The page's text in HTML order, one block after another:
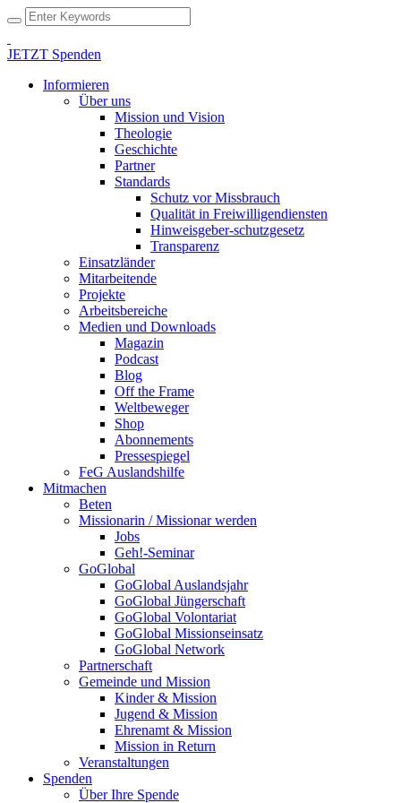
JETZT Spenden
Informieren
Über uns
Mission und Vision
Theologie
Geschichte
Partner
Standards
Schutz vor Missbrauch
Qualität in Freiwilligendiensten
Hinweisgeber-schutzgesetz
Transparenz
Einsatzländer
Mitarbeitende
Projekte
Arbeitsbereiche
Medien und Downloads
Magazin
Podcast
Blog
Off the Frame
Weltbeweger
Shop
Abonnements
Pressespiegel
FeG Auslandshilfe
Mitmachen
Beten
Missionarin / Missionar werden
Jobs
Geh!-Seminar
GoGlobal
GoGlobal Auslandsjahr
GoGlobal Jüngerschaft
GoGlobal Volontariat
GoGlobal Missionseinsatz
GoGlobal Network
Partnerschaft
Gemeinde und Mission
Kinder & Mission
Jugend & Mission
Ehrenamt & Mission
Mission in Return
Veranstaltungen
Spenden
Über Ihre Spende